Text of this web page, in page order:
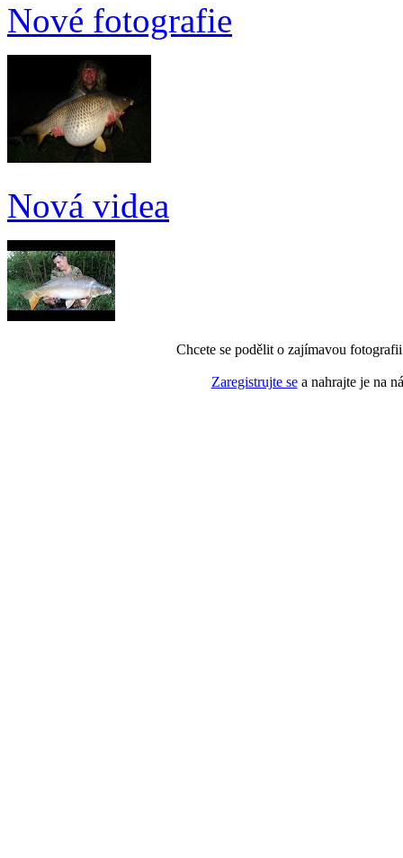
Nové fotografie
Nová videa
Chcete se podělit o zajímavou
Zaregistrujte sea nahrajte je na